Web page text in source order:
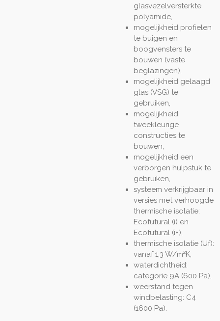
glasvezelversterkte
polyamide,
mogelijkheid profielen
te buigen en
boogvensters te
bouwen (vaste
beglazingen),
mogelijkheid gelaagd
glas (VSG) te
gebruiken,
mogelijkheid
tweekleurige
constructies te
bouwen,
mogelijkheid een
verborgen hulpstuk te
gebruiken,
systeem verkrijgbaar in
versies met verhoogde
thermische isolatie:
Ecofutural (i) en
Ecofutural (i+),
thermische isolatie (Uf):
vanaf 1,3 W/m²K,
waterdichtheid:
categorie 9A (600 Pa),
weerstand tegen
windbelasting: C4
(1600 Pa).